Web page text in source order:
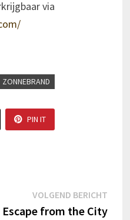
via
ZONNEBRAND
PIN IT
VOLGEND BERICHT
Escape from the City